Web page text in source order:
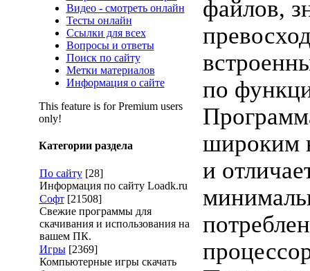
Видео - смотреть онлайн
Тесты онлайн
Ссылки для всех
Вопросы и ответы
Поиск по сайту
Метки материалов
Информация о сайте
This feature is for Premium users
only!
Категории раздела
По сайту [28]
Информация по сайту Loadk.ru
Софт [21508]
Свежие программы для
скачивания и использования на
вашем ПК.
Игры [2369]
Компьютерные игры скачать
файлов,
по
широким
и